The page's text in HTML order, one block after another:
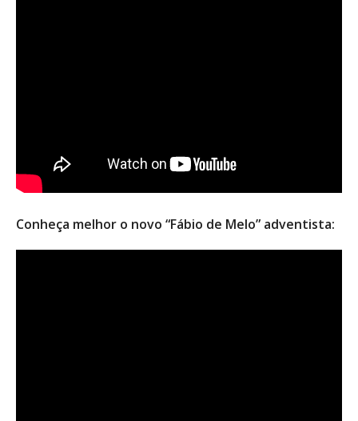
Conheça melhor o novo “Fábio de Melo” adventista: